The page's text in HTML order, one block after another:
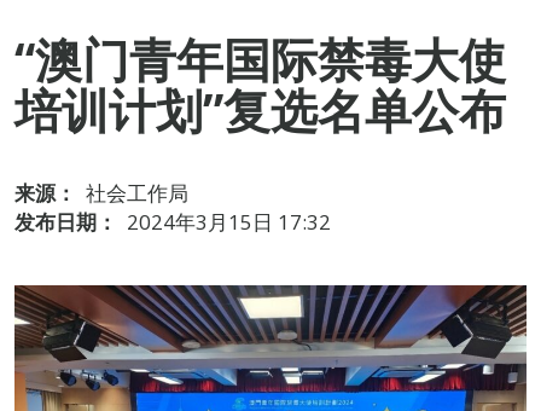
“澳门青年国际禁毒大使
培训计划”复选名单公布
来源：
社会工作局
发布日期：
2024年3月15日 17:32